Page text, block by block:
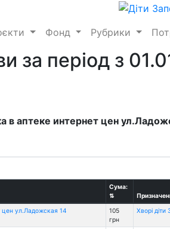
Фонд Рубрики
за період з
в аптеке интернет цен
Сума:
⇅
цен ул.Ладожская 14
105
грн
Хворі діти